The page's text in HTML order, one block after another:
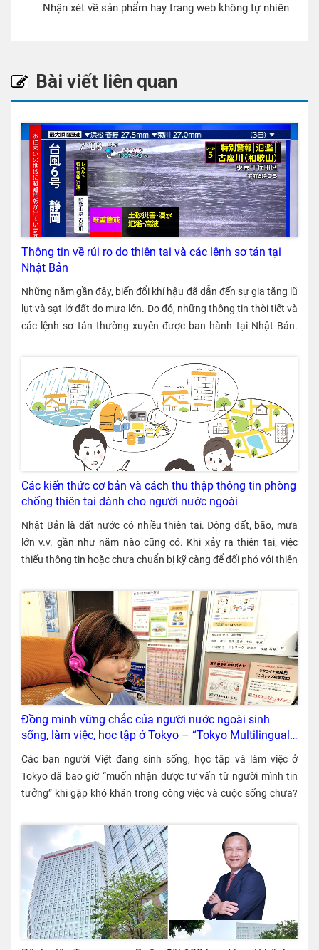
Nhận xét về sản phẩm hay trang web không tự nhiên
Bài viết liên quan
Thông tin về rủi ro do thiên tai và các lệnh sơ tán tại
Nhật Bản
Những năm gần đây, biến đổi khí hậu đã dẫn đến sự gia tăng lũ lụt và sạt lở đất do mưa lớn. Do đó, những thông tin thời tiết và các lệnh sơ tán thường xuyên được ban hành tại Nhật Bản. Việc hiểu đúng ý nghĩa của những thông tin này và có hành động thích hợp từ sớm là rất quan trọng để bảo vệ tính mạng của bản thân và gia đình. Bài viết này sẽ giới thiệu về nhữn thông tin rủi ro do thiên tai và các lệnh sơ tán này.※ Ảnh trên cùng được lấy từ bản tin NHK (ngày 3 tháng 6 năm 2026). 〈この記事の内容〉 1. Tóm tắt thông tin về những loại thiên tai hiện nay 2. Những khác biệt so với các thông tin về thiên tai trước đây 3. "Dải mưa tuyến tính" là gì? 4. Lệnh sơ tán sẽ được công bố như thế nào? 5. Những trận lũ lụt lớn ở Nhật Bản trong những năm gần đây 6. Tổng kết 1. Tóm tắt thông tin về những loại thiên tai hiện nay Cấp độ cảnh báo Ví dụ về thông tin mới Hành động của cư dân Cấp độ 1 Thông tin cảnh báo sớm Chú ý cập nhật thông tin mới nhất Cấp độ 2 Khuyến cáo Xác nhận quy trình sơ tán Cấp độ 3 Cảnh báo 〇〇 Người cao tuổi v.v nên bắt đầu sơ tán Cấp độ 4 Cảnh báo nguy hiểm 〇〇 Sơ tán tất cả mọi người Cấp độ 5 Cảnh báo đặc biệt nguy hiểm 〇〇 Sử dụng những biện pháp tốt nhất để bảo vệ tính mạng Thông tin về rủi ro do thiên tai mới Vào tháng 5 năm 2026, Cơ quan Khí tượng Nhật Bản đã sửa đổi hệ thống thông tin thời tiết phòng chống thiên tai. Tên gọi và cấu trúc thông tin đã được sắp xếp lại để giúp người dân dễ dàng hiểu hơn về các nguy cơ do mưa lớn và lũ lụt. Trước đây, các cảnh báo và khuyến cáo của Cơ quan Khí tượng Nhật Bản có nhiều tên gọi khác nhau, chẳng hạn như "cảnh báo mưa lớn" hay "thông tin cảnh báo sạt lở đất", gây khó khăn trong việc hiểu rõ mức độ cần thiết phải sơ tán. Hiện nay, mức độ cảnh báo đã được ghi rõ trong tên của thông báo. Sự khác biệt giữa thông tin về rủi ro thiên tai và thông tin sơ tán Thông tin về nguy cơ thiên tai chủ yếu do Cơ quan Khí tượng Nhật Bản ban hành, trong khi thông tin sơ tán do thị trưởng của mỗi thành phố, thị trấn và làng xã (bao gồm cả thị trưởng của 23 quận ở Tokyo) ban hành. Dựa trên các “cảnh báo nguy hiểm” và thông tin khác, các đô thị sẽ tiến hành đánh giá toàn diện tình hình địa phương và ban hành lệnh sơ tán. Trước đây, cũng có các “khuyến cáo sơ tán”, nhưng hiện nay chỉ ban hành “lệnh sơ tán”. "Lệnh sơ tán" có mang tính bắt buộc không? Về mặt pháp lý thì người dân không có nghĩa vụ phải tuân theo "lệnh sơ tán". Nói cách khác, sẽ không có hình phạt nào đối với việc không sơ tán. "Lệnh sơ tán" do chính quyền địa phương ban hành tại Nhật Bản được coi là lời kêu gọi sơ tán mạnh mẽ từ phía chính quyền Tuy nhiên, vì chính phủ đã phân tích nhiều thông tin khác nhau để xác định sự cần thiết của việc sơ tán, nên việc sơ tán ngay lập tức khi nhận được "lệnh sơ tán" là vô cùng quan trọng. Điều này sẽ giúp bảo vệ sự an toàn của chính bạn. 2. Những khác biệt so với các thông tin về thiên tai trước đây Thiết lập mức cảnh báo mới "Cảnh báo nguy hiểm (Cấp độ 4)" Cho đến năm 2026, hệ thống thông tin rủi ro thiên tai của Cơ quan Khí tượng Nhật Bản bao gồm ba cấp độ: "khuyến cáo", "cảnh báo" và "cảnh báo đặc biệt". Từ tháng 5 năm 2026, một cấp độ mới, cấp 4 "cảnh báo nguy hiểm", đã được đưa vào sử dụng. Ví dụ: Cấp độ 4: Cảnh báo mưa lớn gây nguy hiểm Cấp độ 4: Cảnh báo sạt lở đất gây nguy hiểm Cấp độ 4: Cảnh báo lũ trên sông gây nguy hiểm Theo hệ thống cũ, tên các cảnh báo không được tiêu chuẩn hóa, chẳng hạn như "cảnh báo sạt lở đất gây nguy hiểm", "thông tin nguy cơ lũ lụt" và "cảnh báo đặc biệt mưa lớn", gây khó khăn trong việc xác định “liệu thông tin hiện tại có chỉ ra sự cần thiết phải sơ tán hay không?”. Theo hệ thống hiện hành, mọi thứ được phân loại theo cấp độ cảnh báo từ 1 đến 5, giúp dễ dàng đưa ra các quyết định như “nếu cấp độ cảnh báo là 4 thì mọi người cần phải sơ tán". Mở rộng phạm vi "Cảnh báo đặc biệt (Cấp độ 5)" Đối với “cảnh báo đặc biệt”, trước đây trọng tâm là cảnh báo dành cho mưa lớn, nhưng nay các cảnh báo như “cảnh báo đặc biệt về lũ lụt sông ngòi” hay “cảnh báo đặc biệt về triều cường” đã được thiết lập. “Cảnh báo đặc biệt” được xếp vào cấp độ 5, và một khi cảnh báo này được phát ra thì tình hình đã ở mức cực kỳ nguy hiểm. Lệnh sơ tán cho người dân sẽ được ban hành ở cấp độ 4 "cảnh báo nguy hiểm". Việc sơ tán thường trở nên khó khăn khi cấp độ 5 "cảnh báo đặc biệt" được ban hành. Chúng tôi đặc biệt khuyến nghị bạn nên sơ tán ở giai đoạn "lệnh sơ tán" được ban hành cùng với cấp độ 4 "cảnh báo nguy hiểm". Những thay đổi về thông tin lũ lụt sông ngòi Hệ thống “cảnh báo và khuyến cáo về lũ lụt” trước đây giờ đã được sửa đổi. Đặc biệt, đối với các con sông thuộc diện dự báo lũ lụt, mức độ rủi ro lũ lụt của mỗi con sông hiện được thể hiện trực tiếp hơn. Ví dụ: Cảnh báo lũ trên sông (Cấp độ 3) Cảnh báo lũ trên sông gây nguy hiểm (Cấp độ 4) Cảnh báo đặc biệt về lũ trên sông (Cấp độ 5) 3. "Dải mưa tuyến tính" là gì? Theo bản tin NHK (ngày 3 tháng 6 năm 2026) Định nghĩa về dải mưa tuyến tính "Dải mưa tuyến tính" là hiện tượng mà trong đó các đám mây tích điện (mây dông) hình thành và phát triển liên tiếp, di chuyển qua hoặc lưu lại trong cùng một khu vực, gây ra mưa lớn kéo dài nhiều giờ ở khu vực dọc theo dải mây đó. Do đó, không hề hiếm gặp khi thấy "hàng trăm milimét mưa trong một ngày" hoặc "lượng mưa trong một ngày nhiều hơn lượng mưa của cả một tháng bình thường". Điều này có thể dẫn đến việc xảy ra những thiên tai sau trong một thời gian ngắn: Mực nước sông dâng cao nhanh chóng và gây lũ lụt Sạt lở đất Ngập lụt ở khu vực đô thị Mặc dù có thể dự đoán đường đi của bão ở một mức độ nào đó, nhưng lại rất khó để đưa ra các dự đoán về vị trí và quy mô của các dải mưa tuyến tính. Do đó, việc liên tục kiểm tra thông tin thời tiết mới nhất là rất quan trọng. Nhiều thảm họa do mưa lớn trong những năm gần đây được cho là do các dải mưa tuyến tính này gây ra. Những dự báo và cảnh báo về các dải mưa tuyến tính Trong những năm gần đây, cơ quan Khí tượng Nhật Bản đã và đang cải thiện việc cung cấp thông tin về các dải mưa tuyến tính. Kêu gọi sớm từ trước đó nửa ngày Khi các dự báo nguy cơ xảy ra thiên tai do mưa lớn gia tăng, các thông tin như "có khả năng hình thành dải mưa tuyến tính" sẽ được phát đi từ khoảng 12 giờ trước đó. Thông tin dự báo về dải mưa tuyến tính Nếu các nguy cơ vẫn tiếp tục gia tăng, thì thông báo sẽ được phát đi với nội dung: "Một dải mưa tuyến tính có thể hình thành ở tỉnh 〇〇, khiến cho nguy cơ xảy ra thiên tai do mưa lớn có thể tăng nhanh." Khu vực có nguy cơ cũng được chia nhỏ hơn, khiến cho các thông báo hiện nay chỉ giới hạn ở một vài thành phố thay vì toàn bộ tỉnh. Thông tin hiện tại về dải mưa tuyến tính Sau khi dải mưa tuyến tính được phân tích, thông tin thời gian thực như "Một dải mưa tuyến tính đã hình thành trong khu vực 〇〇" sẽ được công bố. Ở giai đoạn này, nguy cơ cao sẽ xảy ra sạt lở đất, lũ lụt và các thảm họa khác. Cảnh báo mưa lớn đặc biệt Nếu tình hình tiếp tục xấu đi, cảnh báo mưa lớn đặc biệt sẽ được ban hành. Điều này có nghĩa là chúng ta không chỉ đang trải qua một trận mưa "hiếm gặp vài thập kỷ", mà là một "thảm họa chưa từng có" đang cận kề. Tình hình sẽ vô cùng nguy hiểm. Vì khi đã đến giai đoạn này, việc sơ tán thường sẽ gặp rất nhiều khó khăn, nên điều vô cùng quan trọng là phải sơ tán ngay từ giai đoạn “lệnh sơ tán” được ban bố dựa trên các “cảnh báo” thông thường trước đó."
Các kiến thức cơ bản và cách thu thập thông tin phòng
chống thiên tai dành cho người nước ngoài
Nhật Bản là đất nước có nhiều thiên tai. Động đất, bão, mưa lớn v.v. gần như năm nào cũng có. Khi xảy ra thiên tai, việc thiếu thông tin hoặc chưa chuẩn bị kỹ càng để đối phó với thiên tai có thể khiến chúng ta sơ tán chậm trễ và gặp khó khăn trong cuộc sống. Đối với người nước ngoài, sự khác biệt về ngôn ngữ và văn hoá có thể gây khó khăn trong việc hiểu đúng những thông tin cần thiết, làm chậm thời điểm lánh nạn. Bài viết này tổng hợp các điều cơ bản về phòng chống thiên tai để người nước ngoài có thể ứng phó an toàn nhất trong trường hợp xảy ra thiên tai. 〈Nội dung〉 1. Những thiên tai dễ xảy ra ở Nhật Bản 2. Nên làm gì khi có bão, mưa lớn 3. Nên làm gì khi có động đất 4. Để tránh gặp thiệt hại do sóng thần 5. Nên làm gì khi núi lửa phun trào 6. Sơ tán khi có thiên tai 7. Chuẩn bị đối phó với thiên tai (dự trữ đồ v.v.) 8. Thu thập thông tin khi có thiên tai 9. Tổng kết 1. Những thiên tai dễ xảy ra ở Nhật Bản Dưới đây là một số loại thiên tai dễ xảy ra ở Nhật Bản. Ngoài ra, mỗi khu vực đều có bản đồ rủi ro (Hazard Map) để bạn có thể tìm hiểu trước về mức độ thiệt hại dự kiến do thiên tai gây ra. Bão - Mưa lớn Có dự báo trước nhưng nếu mưa kéo dài, có thể xảy ra hiện tượng nước sông tràn bờ, lũ lụt, sạt lở đất. Động đất Động đất có thể xảy ra ở bất cứ đâu tại Nhật. Khi có rung lắc mạnh, các tòa nhà, đồ đạc có thể bị đổ, cửa kính cửa sổ bị vỡ, bị mất điện, mất nước cùng lúc. Sóng thần Những đợt sóng cao xuất hiện sau động đất và ập vào đất liền với tốc độ cực nhanh. Có thể có cả đợt sóng thứ hai và thứ ba, vì vậy cần phải cảnh giác liên tục. Núi lửa phun trào Các khu vực gần núi lửa bị ảnh hưởng bởi tro núi lửa và đá rơi. Khi một ngọn núi lửa lớn phun trào, thiệt hại có thể lan rộng đến cả các khu vực ở xa. 2. Nên làm gì khi có bão, mưa lớn Những năm gần đây, do ảnh hưởng của hiện tượng nóng lên toàn cầu, Nhật Bản thường xuyên phải hứng chịu những trận mưa xối xả (mưa giông bất chợt). Bão cũng ngày càng mạnh hơn, mang theo lượng mưa lớn. Khi mưa lớn gây lũ lụt, các tòa nhà có thể bị ngập và nhấn chìm. Hơn nữa, mưa lớn có thể gây sạt lở đất và lũ bùn, làm hư hại các công trình và tắc nghẽn đường sá. Để bảo vệ tính mạng của bạn khỏi những trận lũ lụt và sạt lở đất như vậy, hãy thực hiện các biện pháp sau đây. Chuẩn bị ứng phó với bão, mưa lớn ・ hường xuyên xem bản đồ rủi ro - Hazard Map (bản đồ thể hiện các khu vực có nguy cơ xảy ra thiên tai) để xác định các khu vực dễ bị ngập lụt và sạt lở đất. [iconpress id="local_1803" title="external link" style="color:#525252; font-size:22px;" ] Trang web của Hazard Map (Bộ Đất đai, Cơ sở hạ tầng, Giao thông vận tải và Du lịch Nhật Bản) Ứng phó khi có bão, mưa lớn ① Không ra sông, biển ・ Đã có nhiều trường hợp người dân bị rơi xuống nước do gió và mưa sau khi ra biển hoặc sông để kiểm tra tình hình. Tuyệt đối không đến gần bờ sông, bờ biển. ② Sơ tán sớm ・ Hãy sơ tán sớm dựa theo thông tin về thiên tai từ Cơ quan Khí tượng Nhật Bản. Nếu bạn bỏ lỡ thời gian sơ tán, gió mạnh, mưa lớn, đường sá bị phong tỏa sẽ gây khó khăn cho việc đi sơ tán. ・ Khi nhận được “lệnh sơ tán” từ chính quyền địa phương, hãy sơ tán đến nơi lánh nạn gần nhất. 3. Nên làm gì khi có động đất Được bao quanh bởi nhiều mảng kiến tạo nên Nhật Bản là một trong những khu vực dễ xảy ra động đất nhất thế giới. Để bảo vệ tính mạng của bạn khỏi động đất, hãy thực hiện các biện pháp sau đây. Chuẩn bị ứng phó với động đất Bàn bạc trước với gia đình về nơi sẽ sơ tán khi động đất xảy ra. Tham gia các buổi diễn tập chuẩn bị ứng phó với thiên tai tại địa phương để tìm hiểu về các phương pháp và tuyến đường sơ tán trong trường hợp xảy ra thiên tai. Cố định đồ đạc để tránh bị đổ. Đồng thời, cân nhắc vị trí để đồ sao cho ngay cả khi bị đổ, người và đồ vẫn an toàn. Ứng phó khi có động đất Khi có động đất, hãy chú ý những điểm sau đây. ① Bảo vệ bản thân khỏi các vật bị rơi hoặc đổ ・ Nếu bạn đang ở trong một tòa nhà → Để bảo vệ bản thân khỏi các vật bị rơi, hãy chui xuống gầm bàn và chờ cho đến khi rung lắc dừng lại. ・ Nếu bạn đang ở ngoài đường → Nếu bạn ở gần một tòa nhà thì biển hiệu, tường nhà, kính vỡ, v.v. có thể rơi xuống, vì vậy hãy bảo vệ đầu bằng túi xách hoặc vật tương tự và di chuyển đến nơi an toàn. ・ Nếu bạn đang ở trong ô tô → Tấp vào lề đường bên trái, tắt máy và đi bộ đến nơi an toàn. ② An toàn phòng cháy chữa cháy (Phòng ngừa hỏa hoạn) ・ Sau khi hết rung lắc, hãy tắt tất cả các thiết bị dùng lửa như bếp gas, lò sưởi v.v. ・ Nếu đồ đạc bốc cháy, hãy cố gắng dập tắt lửa bằng bình chữa cháy. ・ Sau khi động đất xảy ra, khí gas có thể bị rò rỉ nên không được đốt lửa. ③ Không dùng thang máy ・ Có nguy cơ bị mắc kẹt bên trong thang máy nếu nó bị hỏng. ④ Sơ tán đến nơi an toàn ・ Rung lắc mạnh tiềm ẩn nguy cơ sập nhà, cháy nổ và sạt lở đất ở các vùng đồi núi. Sau khi hết rung lắc, hãy di chuyển đến nơi lánh nạn gần nhất. 4. Để tránh gặp thiệt hại do sóng thần Khi động đất lớn xảy ra dưới đáy đại dương, đáy biển sẽ nâng lên, sụt xuống. Điều này gây ra hiện tượng sóng thần. Chuẩn bị ứng phó với sóng thần Thường xuyên xem bản đồ rủi ro - Hazard Map và các nguồn thông tin khác để xác định các khu vực nguy hiểm và tuyến đường sơ tán. Tham gia các buổi diễn tập chuẩn bị ứng phó với thiên tai tại địa phương, học cách sơ tán khi có thiên tai. Ứng phó khi có vẻ sắp có sóng thần Sẽ là quá muộn để bắt đầu sơ tán khi bạn nhìn thấy sóng thần tiến đến bờ biển. Hãy thực hiện các biện pháp phòng ngừa dưới đây và sơ tán càng nhanh càng tốt. ① Sơ tán khi cảm thấy mặt đất rung lắc ・ Nếu bạn cảm thấy rung chấn mạnh gần biển hoặc sông lớn hoặc nếu bạn cảm thấy rung chấn yếu nhưng kéo dài, hãy lập tức di chuyển ra xa biển hoặc sông và sơ tán đến nơi cao như đỉnh đồi hoặc toà nhà lánh nạn. ② Sơ tán khi nghe thấy cảnh báo ・ Ngay cả khi bạn không cảm nhận được động đất, nếu Cơ quan Khí tượng Nhật Bản phát cảnh báo sóng thần, hãy lập tức sơ tán đến khu vực cao hơn. ③ Hãy luôn cảnh giác trong thời gian dài ・ Sóng thần thứ hai và thứ ba đôi khi có thể lớn hơn sóng thần ban đầu. Cần phải cảnh giác lâu dài ngay cả sau khi dư chấn động đất lắng xuống. 5. Nên làm gì khi núi lửa phun trào Nhật Bản có rất nhiều núi lửa. Để bảo vệ tính mạng của bạn khỏi các vụ phun trào, hãy thực hiện các biện pháp sau đây. Chuẩn bị ứng phó khi núi lửa phun trào Thường xuyên xem bản đồ rủi ro - Hazard Map để xác định các loại thiên tai có thể xảy ra tại khu vực của bạn. Khi leo núi → Kiểm tra thông tin về núi lửa trên trang web của Cơ quan Khí tượng Nhật Bản và bản đồ rủi ro Hazard Map ▽ Nộp kế hoạch leo núi ▽ Chuẩn bị thiết bị liên lạc và mũ bảo hiểm. [iconpress id="local_1803" title="external link" style="color:#525252; font-size:22px;" ] Compass (Trang web nộp kế hoạch leo núi) Những việc cần làm khi núi lửa phun trào ① Che miệng bằng khẩu trang hoặc khăn vải ・ Không được hít tro núi lửa. Tro núi lửa chứa các mảnh thủy tinh mịn và các hạt khoáng chất có thể gây hại cho phổi và các cơ quan khác. ② Sơ tán ・ Lánh nạn bên trong các tòa nhà, bảo vệ bản thân khỏi tro núi lửa và đá rơi. ・ Nếu chính quyền địa phương ban hành “lệnh sơ tán”, hãy sơ tán đến nơi an toàn ngay lập tức. ③ Núi lửa phun trào khi đang leo núi ・ Lập tức di chuyển ra xa miệng núi lửa và tìm nơi trú ẩn trong nhà hoặc lều trên núi. ・ Đeo mũ bảo hiểm để bảo vệ đầu. 6. Sơ tán khi có thiên tai Khung cảnh nơi lánh nạn (Có nhiều kiểu nơi lánh nạn khác nhau) Nơi lánh nạn ・ Nếu sắp có thiên tai hoặc đã xảy ra thiên tai, hãy sơ tán đến nơi an toàn càng sớm càng tốt. ・ Thường xuyên xác định nơi lánh nạn tại khu vực mình đang sống. ※ Bạn có thể kiểm tra thông tin trên trang web của chính quyền địa phương. ・ Nếu bạn khó đi đến nơi lánh nạn, hãy sơ tán đến một nơi an toàn gần đó (ví dụ như một toà nhà kiên cố v.v.). Lệnh sơ tán ・Nếu nguy cơ thiệt hại do thiên tai tăng cao, chính quyền địa phương sẽ ban hành “lệnh sơ tán”. Bạn sẽ được biết về lệnh này thông qua truyền hình, đài phát thanh và tin cảnh báo khẩn cấp trên điện thoại di động. Nếu lệnh sơ tán được ban hành, tính mạng của bạn có thể gặp nguy hiểm, hãy lập tức sơ tán đến nơi lánh nạn gần đó hoặc nơi an toàn khác. Cách sơ tán ・Khi sơ tán, hãy tắt các thiết bị dùng lửa rồi ra ngoài. Ngoài ra, hãy mang ít đồ đạc nhất có thể, đeo chúng trên lưng để hai tay được tự do. 7. Chuẩn bị đối phó với thiên tai (dự trữ đồ v.v.) Dự trữ đồ để ứng phó khi có thiên tai Để tiếp tục sinh hoạt hàng ngày trong thời gian xảy ra thiên tai, cần phải dự trữ nước, đồ ăn và toilet di động dùng khi khẩn cấp v.v.. Dự trữ ở mức cơ bản Nước uống: Hãy dự trữ ít nhất 3 lít nước mỗi người mỗi ngày trong 3 ngày. Trong trường hợp xảy ra động đất lớn, đường ống dẫn nước thường bị hư hại dẫn đến tình trạng mất nước kéo dài, vì vậy tốt hơn hết là nên chuẩn bị lượng nước dự trữ đủ dùng trong 1-2 tuần nếu có thể. Nước sinh hoạt: để đề phòng việc mất nước, việc dự trữ nước sinh hoạt hàng ngày cũng rất cần thiết. Đồ ăn (đồ ăn bảo quản lâu): Đồ hộp và thực phẩm đóng gói tiệt trùng, có thể ăn ngay không cần chế biến. Trong trường hợp xảy ra thảm họa lớn, các sản phẩm trong các cửa hàng sẽ nhanh chóng bị bán hết, việc mua đồ ăn sẽ trở nên bất khả thi trong một thời gian dài. Nếu đường sá bị cắt đứt, hàng hóa sẽ không thể đến được cửa hàng trong một thời gian dài. Nhiều bài báo khuyên nên dự trữ lượng đồ ăn đủ dùng trong vài ngày, nhưng tốt hơn hết là nên dự trữ đồ ăn đủ dùng trong hai tuần nếu có thể. Toilet di động dùng khi khẩn cấp: Nước trong các nhà vệ sinh thông thường sẽ ngừng hoạt động nên hãy chuẩn bị sẵn nhiều toilet di động dùng một lần (hoặc túi rác to). Túi dùng khi khẩn cấp (ba lô ứng phó với thiên tai): Đây là túi chứa các vật dụng thiết yếu cho trường hợp khẩn cấp, ví dụ như đèn pin, radio và pin v.v.. Bạn cũng nên cho thêm một cục sạc dự phòng, tiền mặt (khi có thiê
Đồng minh vững chắc của người nước ngoài sinh
sống, làm việc, học tập ở Tokyo – “Tokyo Multilingual
Các bạn người Việt đang sinh sống, học tập và làm việc ở Tokyo đã bao giờ “muốn nhận được tư vấn từ người mình tin tưởng” khi gặp khó khăn trong công việc và cuộc sống chưa? Khi đó, chắc hẳn bạn sẽ tìm kiếm thông tin do người Việt viết trên mạng xã hội. Tuy nhiên, mạng xã hội cũng thường ẩn chứa nhiều thông tin sai lệch. Khi “muốn nhận được tư vấn từ người đáng tin cậy”, “muốn xin tư vấn từ chuyên gia có kiến thức về pháp luật”, bạn thử dùng “東京都多言語相談ナビ (Tokyo Multilingual Consultation Navi - Tư vấn đa ngôn ngữ Tokyo)” xem sao? Trong bài viết này, chúng tôi sẽ giới thiệu dịch vụ tư vấn qua điện thoại (miễn phí) do tổ chức công cung cấp và các trang web tìm lớp học tiếng Nhật (chi phí thấp). 〈Nội dung〉 1. Tư vấn đời sống bằng tiếng Việt 2. Tư vấn pháp luật miễn phí 3. Tư vấn miễn phí về lưu trú (visa, các vấn đề liên quan đến Cục Quản lý xuất nhập cảnh) 4. Trang web tìm lớp học tiếng Nhật 5. Tổng kết 1. Tư vấn đời sống bằng tiếng Việt Tokyo Metropolitan Foundation “TSUNAGARI” - Quỹ TSUNAGARI tiếp nhận nhiều nội dung tư vấn của người nước ngoài qua điện thoại. Đội ngũ nhân viên người Việt (hoặc nhân viên không phải người Việt sẽ cùng phiên dịch viên tiếng Việt) trả lời các câu hỏi hoặc thắc mắc của bạn, chẳng hạn như cách vứt các vật dụng không cần thiết (cách vứt rác cồng kềnh), các thủ tục khác nhau tại cơ quan hành chính, bảo hiểm hưu trí, nhà trẻ và trường học, y tế và tai nạn giao thông v.v.. Tư vấn miễn phí. Tên của dịch vụ này là “Tokyo Multilingual Consultation Navi (tạm dịch là Tư vấn đa ngôn ngữ Tokyo)”. Gọi là “đa ngôn ngữ” vì bạn có thể nhận được lời khuyên bằng nhiều ngôn ngữ, bao gồm cả tiếng Việt. Tất nhiên, nếu bạn thông thạo tiếng Nhật, bạn cũng có thể xin tư vấn bằng tiếng Nhật. Tokyo Multilingual Consultation Navi - Tư vấn đa ngôn ngữ Tokyo 【Người có thể xin tư vấn】 ・ Những người đang sống ở Tokyo ・ Những người đang làm việc ở Tokyo (nhà ở ngoài Tokyo cũng được) ・ Những người đang học tại các trường ở Tokyo (nhà ở ngoài Tokyo cũng được) 【Ngày có thể tư vấn】 ・ Thứ hai ~ thứ sáu（10：00～16：00） ※ Trừ những ngày nghỉ lễ của Nhật. 【Số điện thoại】 0120-142-142 ※ Không mất phí. ※Nếu người nhận điện thoại không phải là người Việt, bạn hãy nói “ベトナム語でお願いします (betonamugo de onegaishimasu - xin hãy nói tiếng Việt)”, chúng tôi sẽ chuyển máy cho nhân viên người Việt hoặc mời phiên dịch viên tiếng Việt. 【Phí tư vấn】 ・ Miễn phí ※ 1 lần tư vấn kéo dài tối đa 60 phút. Những chủ đề tư vấn thường gặp là? “Tokyo Multilingual Consultation Navi - Tư vấn đa ngôn ngữ Tokyo” tiếp nhận nhiều loại câu hỏi khác nhau từ người nước ngoài, bao gồm các loại câu hỏi sau: ・Tư cách lưu trú (visa theo nghĩa rộng) ・Nhà ở ・Y tế ・Liên quan đến lao động ・Kết hôn - Ly hôn ・Sinh sản - chăm sóc trẻ nhỏ ・Nhà trẻ và mẫu giáo ・Trường học ・Đời sống nói chung ・Tai nạn giao thông ◆ Ví dụ cụ thể Đời sống nói chung ・ Tôi không biết cách vứt rác cồng kềnh (rác cỡ lớn) (Tôi muốn vứt giường, vali, v.v.).・ Tôi đã nhận được thư từ cơ quan hành chính nhưng tôi không biết phải làm thủ tục như thế nào.・ Hãy cho tôi biết cách tìm và nộp đơn xin vào nhà trẻ. Y tế ・ Tôi muốn điều trị sâu răng (tôi nên đến nha sĩ nào, tôi có thể dùng bảo hiểm không v.v.)・ Tôi muốn tiêm vắc xin. Nhà ở (nhà thuê) ・ Điện và gas đã bị cắt.・ Hợp đồng thuê căn hộ của tôi sắp hết hạn. Để gia hạn thì tôi nên làm gì?・ Hãy cho tôi biết thủ tục chuyển ra khỏi căn hộ. Khác ・ Tôi đã nhận được giấy yêu cầu thanh toán bảo hiểm hưu trí nhưng tôi không biết nên làm gì. Có câu hỏi tư vấn nào khác thường không? “Tokyo Multilingual Consultation Navi - Tư vấn đa ngôn ngữ Tokyo” tiếp nhận nhiều loại câu hỏi, có cả câu hỏi hiếm gặp. Nếu bạn có câu hỏi mà Tư vấn đa ngôn ngữ Tokyo không thể trả lời, bạn sẽ được hướng dẫn đến nơi bạn có thể xin lời khuyên. ◆ Ví dụ Ví dụ tư vấn số ① ・ 5~6 cảnh sát xông vào nhà tôi và ép tôi phải xét nghiệm nước tiểu. Tôi đã giác hơi ở ban công nên có vẻ là hàng xóm đã nghi ngờ tôi sử dụng chất kích thích và báo cảnh sát. Ví dụ tư vấn số ② ・ Một số rác cồng kềnh ở ban công nhà tôi đã bị cơn bão thổi bay, làm hỏng cửa sổ của một căn phòng ở tầng dưới và một chiếc ô tô. Do thảm họa thiên nhiên nên tôi bất ngờ trở thành người gây thiệt hại, tôi phải chịu trách nhiệm ở mức độ nào?→ Chúng tôi đã giới thiệu dịch vụ tư vấn pháp luật miễn phí cho người này. 2. Tư vấn pháp luật miễn phí Nếu bạn gặp rắc rối hoặc gặp khó khăn vì không hiểu luật pháp Nhật Bản, bạn có thể nhận được tư vấn pháp luật miễn phí. Luật sư người Nhật và phiên dịch viên sẽ hỗ trợ bạn. 【Tư vấn pháp luật miễn phí】 ・ 1 lần tối đa 60 phút ・ Cần hẹn trước. Hãy gọi điện để hẹn trước. Số điện thoại: 0120-142-142 【Người có thể xin tư vấn】 ・ Những người đang sống ở Tokyo ・ Những người đang làm việc ở Tokyo (nhà ở ngoài Tokyo cũng được) ・ Những người đang học tại các trường ở Tokyo (nhà ở ngoài Tokyo cũng được) 【Ngày có thể tư vấn】 ・ Thứ hai, thứ tư, thứ sáu (①13:30~, ②14:45~) ※ Trừ những ngày nghỉ lễ của Nhật. ◆ Ví dụ Trường tiếng Nhật ・ Tôi đã trả trước phí nhập học và học phí đắt đỏ nhưng vì không hài lòng với giờ học nên tôi quyết định nghỉ học. Tôi muốn được hoàn lại học phí. Ly hôn ・ Tôi muốn ly hôn với người Nhật nhưng tài sản sẽ được chia như thế nào và luật pháp của nước nào sẽ được áp dụng?・ Tôi đã ly hôn với người Nhật, nhưng đối phương không đưa tiền phụ cấp nuôi con. Nhà thuê ・ Chủ nhà đã yêu cầu tôi chuyển đi, tôi có phải tuân theo không?・ Khi tôi chuyển đi, tôi bị yêu cầu trả tiền sửa chữa phòng nhưng tôi không đồng ý với điều đó. Tai nạn giao thông ・ Tôi đã gặp tai nạn khi sử dụng xe thuê để làm việc. Công ty tôi không chi trả bảo hiểm cho việc này. Tôi nên chịu trách nhiệm ở mức độ nào? Tai nạn giao thông ・ Khi đang vận chuyển tủ lạnh bằng xe thuê, tôi đã đâm vào một xe đang đỗ nhưng vì không liên lạc được với đối phương nên tôi đã bỏ đi. Sau đó cảnh sát đã liên lạc với tôi. Tôi có thể sử dụng bảo hiểm không?→ Trong trường hợp này, bảo hiểm sẽ không chi trả vì bạn đã rời khỏi hiện trường mà không báo cáo vụ việc với cảnh sát. Nếu bạn gặp tai nạn giao thông, trước tiên bạn phải liên hệ với cảnh sát (gọi 110) và yêu cầu cảnh sát đến hiện trường. 3. Tư vấn miễn phí về lưu trú (visa, các vấn đề liên quan đến Cục Quản lý xuất nhập cảnh) Tokyo Multilingual Consultation Navi - Tư vấn đa ngôn ngữ Tokyo cũng cung cấp “tư vấn lưu trú miễn phí”. Nếu bạn có bất kỳ câu hỏi nào về thủ tục liên quan đến Cục Quản lý xuất nhập cảnh, chẳng hạn như tư cách lưu trú (visa theo nghĩa rộng), thời gian lưu trú v.v. bạn đừng ngại, hãy xin tư vấn nhé. 【Tư vấn lưu trú miễn phí】 ・ 1 lần tối đa 60 phút ・ Cần hẹn trước. Hãy gọi điện để hẹn trước. Bạn sẽ được hỏi về nội dung ghi trên thẻ lưu trú nên hãy chuẩn bị sẵn thẻ lưu trú rồi gọi điện thoại. Số điện thoại: 0120-142-142 【Người có thể xin tư vấn】 ・ Những người đang sống ở Tokyo ・ Những người đang làm việc ở Tokyo (nhà ở ngoài Tokyo cũng được) ・ Những người đang học tại các trường ở Tokyo (nhà ở ngoài Tokyo cũng được) 【Ngày có thể tư vấn】 ・ Thứ ba lần thứ tư mỗi tháng (14:00~16:00) ※ Trừ những ngày nghỉ lễ của Nhật. 【Nơi tư vấn】 ・ Văn phòng của Quỹ T (Nishi Shinjuku) ・ Zoom (online) 【Ví dụ】 ・ Tôi là người có Kỹ năng đặc định, tôi có thể gọi vợ sang Nhật không? ・ Tôi đã nhận được hồ sơ từ Cục Quản lý xuất nhập cảnh nhưng tôi không hiểu nội dung. ・ Tôi là du học sinh, để đổi sang tư cách Kỹ năng đặc định hoặc tư cách lao động thì tôi nên làm gì? 4. Trang web tìm lớp học tiếng Nhật Quỹ TSUNAGARI cũng điều hành “Trang web Lớp học tiếng Nhật Tokyo” để mọi người tìm kiếm các lớp học tiếng Nhật tại Tokyo. Có lẽ rất nhiều người Việt đang làm việc hoặc học tập tại Nhật mong muốn “học thêm tiếng Nhật với chi phí thấp”. “Trang web Lớp học tiếng Nhật Tokyo” là trang web giới thiệu với các bạn như vậy “lớp học tiếng Nhật” với chi phí thấp do các tổ chức tình nguyện v.v. tổ chức. ※ “Lớp tiếng Nhật” không phải là “trường tiếng Nhật”. Đây là lớp học do người bản địa dạy tiếng Nhật với mức học phí thấp. Các lớp học tiếng Nhật được giới thiệu trên trang web bao gồm hai loại: lớp học mà bạn được gặp giáo viên và học trực tiếp, lớp học online. Tất cả các lớp học đều ở Tokyo và có rất nhiều lớp được giới thiệu trên trang web. Nếu bạn tìm thấy lớp học mà bạn quan tâm, bạn có thể đăng ký học qua mẫu gửi email ở trên trang web. 5. Tổng kết Bài viết này chủ yếu giới thiệu các hoạt động của Tokyo Multilingual Consultation Navi - Tư vấn đa ngôn ngữ Tokyo. Tokyo Multilingual Consultation Navi sẽ tiếp nhận tư vấn bằng tiếng mẹ đẻ của người nước ngoài nếu người đó có trăn trở, thắc mắc khi sinh sống, làm việc, học tập ở Nhật. Nếu bạn cần tư vấn liên quan đến pháp luật, Tokyo Multilingual Consultation Navi sẽ tiếp nhận tư vấn miễn phí, luật sư và phiên dịch sẽ hỗ trợ bạn. Tokyo Multilingual Consultation Navi - Tư vấn đa ngôn ngữ Tokyo cũng có những ngày đặc biệt để hỗ trợcác vấn đề liên quan đến thủ tục của Cục Quản lý xuất nhập cảnh và visa v.v.. Đối với những bạn muốn họ